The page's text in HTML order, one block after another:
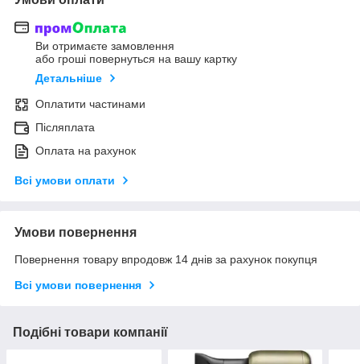
Ви отримаєте замовлення
або гроші повернуться на вашу картку
Детальніше
Оплатити частинами
Післяплата
Оплата на рахунок
Всі умови оплати
Умови повернення
Повернення товару впродовж 14 днів за рахунок покупця
Всі умови повернення
Подібні товари компанії